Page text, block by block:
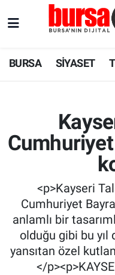
BURSA SİYASET
<p>Kayseri
Cumhuriyet
anlamlı bir
olduğu gibi bu
yansıtan özel
</
SPOR
SAĞLIK
ASTROLOJİ
BLOG
Süper Lig Puan
Tüm Manşetler
Son Dakika
Haber Arşivi